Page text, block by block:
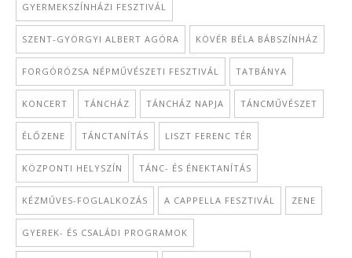
GYERMEKSZÍNHÁZI FESZTIVÁL
SZENT-GYÖRGYI ALBERT AGÓRA KÖVÉR BÉLA BÁBSZÍNHÁZ
FORGÓRÓZSA NÉPMŰVÉSZETI FESZTIVÁL TATBÁNYA
KONCERT TÁNCHÁZ TÁNCHÁZ NAPJA TÁNCMŰVÉSZET
ÉLŐZENE TÁNCTANÍTÁS LISZT FERENC TÉR
KÖZPONTI HELYSZÍN TÁNC- ÉS ÉNEKTANÍTÁS
KÉZMŰVES-FOGLALKOZÁS A CAPPELLA FESZTIVÁL ZENE
GYEREK- ÉS CSALÁDI PROGRAMOK